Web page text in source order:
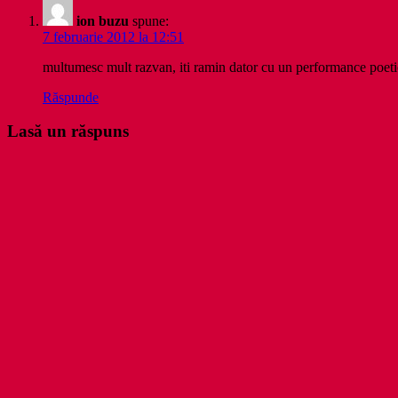
ion buzu spune:
7 februarie 2012 la 12:51
multumesc mult razvan, iti ramin dator cu un performance
Răspunde
Lasă un răspuns